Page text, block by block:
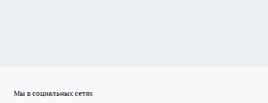
Мы в социальных сетях